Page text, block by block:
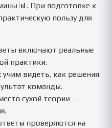
📊. При подготовке к
пользу для
включают реальные
практики.
учим видеть, как решения
команды.
сухой теории —
проверяются на